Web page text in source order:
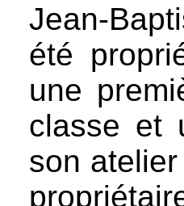
Jean-
été
une
classe et
son